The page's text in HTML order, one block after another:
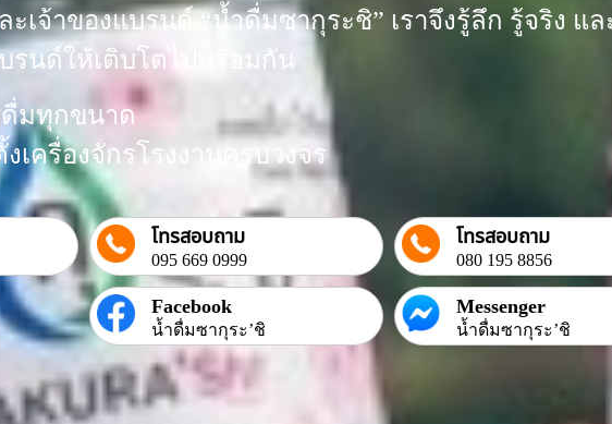
ะเจ้าของแบรนด์ “น้ำดื่มซากุระชิ” เราจึงรู้ลึก รู้จริง แ
รนด์ให้เติบโตไปพร้อมกัน
ดื่มทุกขนาด
เครื่องจักรโรงงานครบวงจร
โทรสอบถาม
095 669 0999
โทรสอบถาม
080 195 8856
Facebook
น้ำดื่มซากุระ’ชิ
Messenger
น้ำดื่มซากุระ’ชิ